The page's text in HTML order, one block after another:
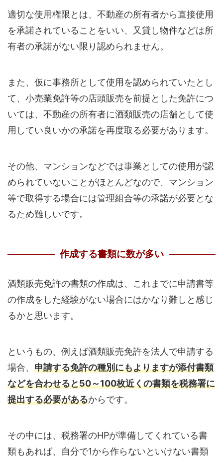
適切な使用権限とは、不動産の所有者から直接使用
を承諾されていることをいい、又貸し物件などは所
有者の承諾がない限り認められません。
また、仮に事務所として使用を認められていたとし
て、小売業免許等の店頭販売を前提とした免許につ
いては、不動産の所有者に酒類販売の店舗として使
用してい良いかの承諾を再度取る必要があります。
その他、マンションなどでは事業としての使用が認
められていないことがほとんどなので、マンション
等で取得する場合には管理組合等の承諾が必要とな
るため難しいです。
作成する書類に数が多い
酒類販売免許の書類の作成は、これまでに申請書等
の作成をした経験がない場合にはかなり難しと感じ
るかと思います。
というもの、例えば酒類販売免許を法人で申請する
場合、 申請する免許の種別にもよりますが添付書類
などを合わせると50～100枚近くの書類を税務署に
提出する必要があるからです。
その中には、税務署のHPが準備してくれている書
類もあれば、自分で1から作らないといけない書類